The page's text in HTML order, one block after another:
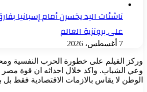
ناشئات اليد يخسرن أمام إسبانيا
على برونزية العالم
7 أغسطس، 2026
وركز الفيلم على خطورة الحرب النفسية
وعي الشباب. واكد خلال احداثه ان قوة
الوطن لا يقاس بالازمات الاقتصادية فقط بل